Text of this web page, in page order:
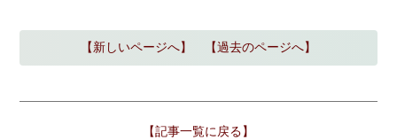
【新しいページへ】 【過去のページへ】
【記事一覧に戻る】